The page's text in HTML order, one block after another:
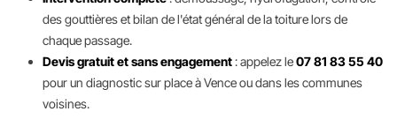
des gouttières et bilan de l'état général de la toiture lors de
chaque passage.
Devis gratuit et sans engagement: appelez le07 81 83 55 40
pour un diagnostic sur place à Vence ou dans les communes
voisines.